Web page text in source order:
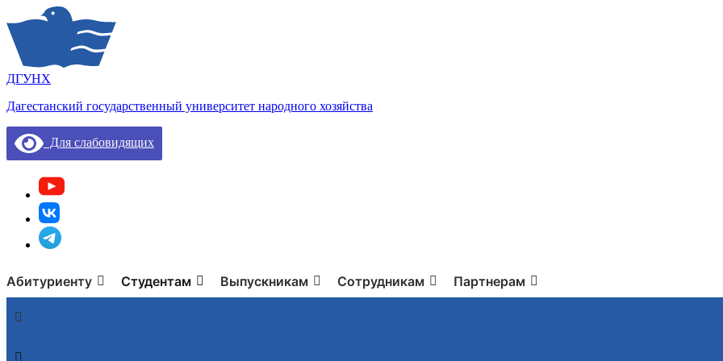
ДГУНХ
Дагестанский государственный университет народного хозяйства
Для слабовидящих
Абитуриенту Студентам Выпускникам Сотрудникам Партнерам